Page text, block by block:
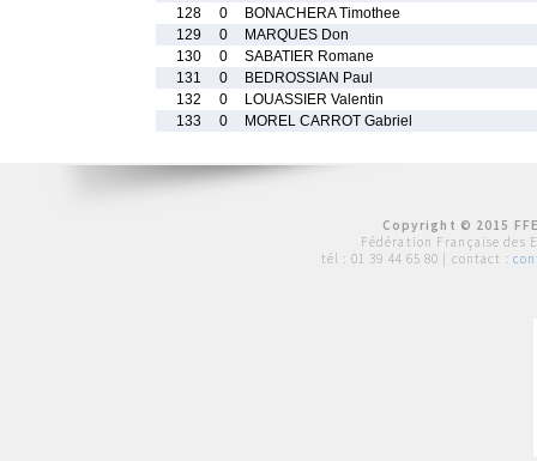
128
0
BONACHERA Timothee
129
0
MARQUES Don
130
0
SABATIER Romane
131
0
BEDROSSIAN Paul
132
0
LOUASSIER Valentin
133
0 MOREL CARROT Gabriel
Copyright © 2015
Fédération Française des
tél : 01 39 44 65 80 | contact :